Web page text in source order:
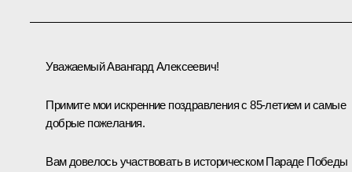
Уважаемый Авангард Алексеевич!
Примите мои искренние поздравления с 85-летием и самые
добрые пожелания.
Вам довелось участвовать в историческом Параде Победы